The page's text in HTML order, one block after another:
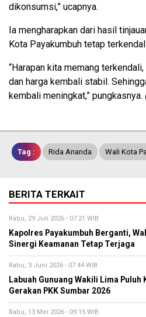
dikonsumsi,” ucapnya.
Ia mengharapkan dari hasil
Kota Payakumbuh tetap
“Harapan kita memang
dan harga kembali stabil.
kembali meningkat,” pungkasnya.
Tag : Rida Ananda Wali Kota
BERITA TERKAIT
Rabu, 29 Juli 2026 - 07:21 WIB
Kapolres Payakumbuh Berganti,
Sinergi Keamanan Tetap Terjaga
Rabu, 3 Juni 2026 - 07:44 WIB
Labuah Gunuang Wakili Lima Puluh
Gerakan PKK Sumbar 2026
Rabu, 13 Mei 2026 - 09:15 WIB